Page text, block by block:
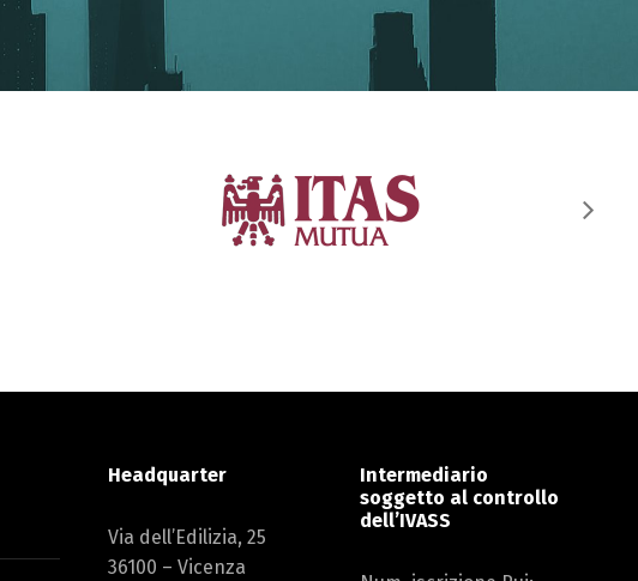
Headquarter
Via dell’Edilizia, 25
36100 – Vicenza
Intermediario
soggetto al controllo
dell’IVASS